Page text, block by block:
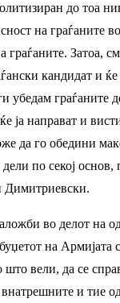
до тоа
на граѓаните
граѓаните. Затоа,
кандидат и ќе
убедам граѓанитe
ја направат и
да го обедини
по секој основ,
Димитриевски.
во делот на
на Армијата
што вели, да се
внатрешните и тие